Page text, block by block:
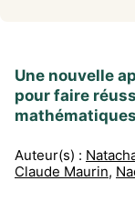
Une nouvelle
pour faire
Auteur(s) :
Claude Maurin,